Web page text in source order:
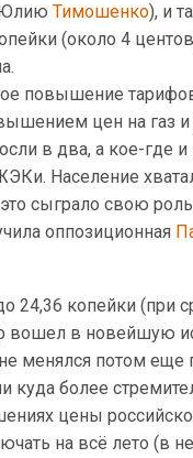
ЮлиюТимошенко), и
(около 4
повышение
цен на газ и
в два, а кое-где и
Население
сыграло свою
оппозиционная
24,36 копейки (при
вошел в новейшую
менялся потом еще
куда более
цены
на всё лето (в